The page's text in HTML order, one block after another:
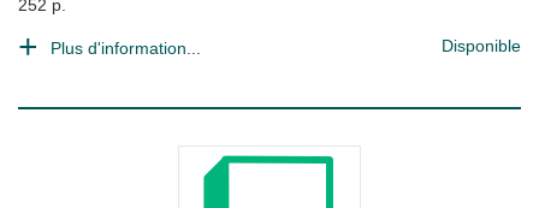
252 p.
Plus d'information... Disponible